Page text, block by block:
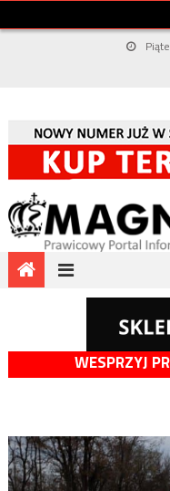
WESPRZYJ